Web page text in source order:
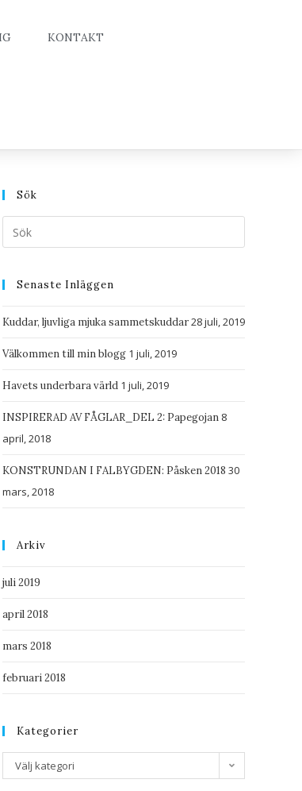
KONTAKT
Sök
Senaste Inläggen
Kuddar, ljuvliga mjuka sammetskuddar28 juli, 2019
Välkommen till min blogg 1 juli, 2019
Havets underbara värld 1 juli, 2019
INSPIRERAD AV FÅGLAR_DEL 2: Papegojan 8
april, 2018
KONSTRUNDAN I FALBYGDEN: Påsken 2018 30
mars, 2018
Arkiv
juli 2019
april 2018
mars 2018
februari 2018
Kategorier
Välj kategori